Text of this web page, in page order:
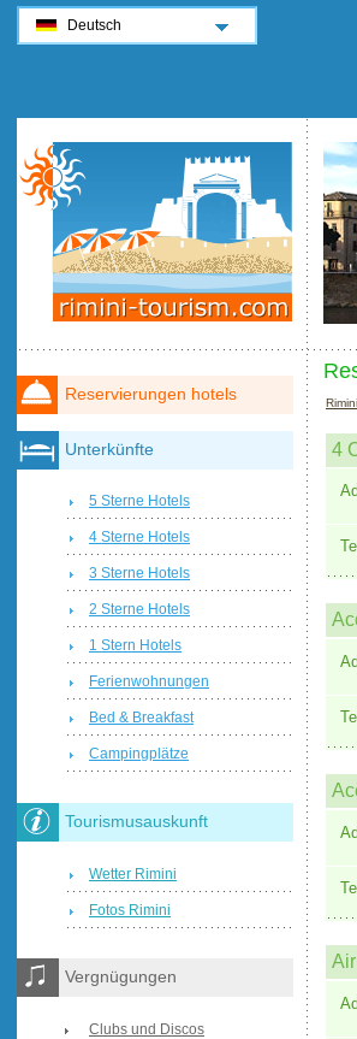
Rimini
4
Air
Reservierungen hotels
Unterkünfte
5 Sterne Hotels
4 Sterne Hotels
3 Sterne Hotels
2 Sterne Hotels
1 Stern Hotels
Ferienwohnungen
Bed & Breakfast
Campingplätze
Tourismusauskunft
Wetter Rimini
Fotos Rimini
Vergnügungen
Clubs und Discos
Deutsch